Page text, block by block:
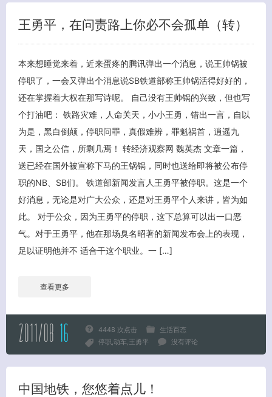
王勇平，在问责路上你必不会孤单（转）
本来想睡觉来着，近来蛋疼的腾讯弹出一个消息，说王帅锅被
停职了，一会又弹出个消息说SB铁道部称王帅锅活得好好的，
还在掌握着大权在那写诗呢。 自己没有王帅锅的兴致，但也写
个打油吧： 铁路灾难，人命关天，小小王勇，错出一言，自以
为是，黑白倒颠，停职问罪，真假难辨，罪魁祸首，逍遥九
天，国之公信，所剩几焉！ 转经济观察网 魏英杰 文章一篇，
送已经在国外被宣称下马的王锅锅，同时也送给即将被公布停
职的NB、SB们。 铁道部新闻发言人王勇平被停职。这是一个
好消息，无论是对广大公众，还是对王勇平个人来讲，皆为如
此。 对于公众，因为王勇平的停职，这下总算可以出一口恶
气。对于王勇平，他在那场臭名昭著的新闻发布会上的表现，
足以证明他并不 适合干这个职业。一 […]
查看更多
2011/08 16 4448 次点击
生活百态
停职 动车 王勇平 没有评论
中国地铁，您悠着点儿！
客服小美
关闭弹窗